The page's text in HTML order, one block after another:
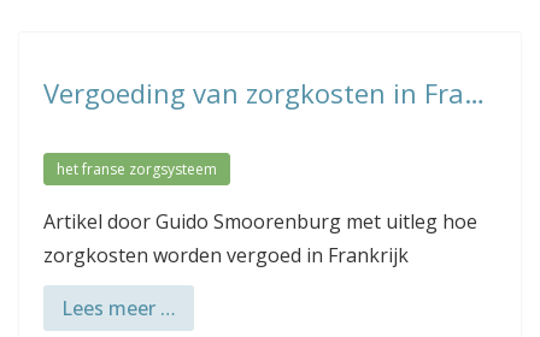
Vergoeding van zorgkosten in Frankrijk
het franse zorgsysteem
Artikel door Guido Smoorenburg met uitleg hoe
zorgkosten worden vergoed in Frankrijk
Lees meer …